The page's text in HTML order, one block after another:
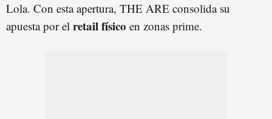
Lola. Con esta apertura, THE ARE consolida su
apuesta por el retail físico en zonas prime.